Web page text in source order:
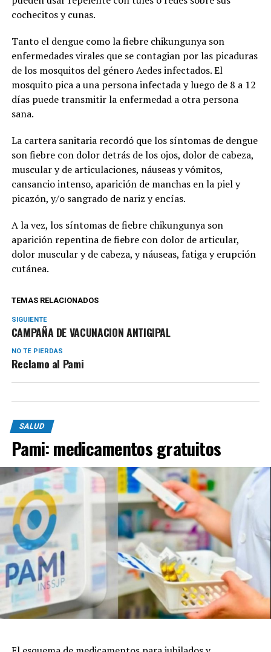
cochecitos y cunas.
Tanto el dengue como la fiebre chikungunya son
enfermedades virales que se contagian por las picaduras
de los mosquitos del género Aedes infectados. El
mosquito pica a una persona infectada y luego de 8 a 12
días puede transmitir la enfermedad a otra persona
sana.
La cartera sanitaria recordó que los síntomas de dengue
son fiebre con dolor detrás de los ojos, dolor de cabeza,
muscular y de articulaciones, náuseas y vómitos,
cansancio intenso, aparición de manchas en la piel y
picazón, y/o sangrado de nariz y encías.
A la vez, los síntomas de fiebre chikungunya son
aparición repentina de fiebre con dolor de articular,
dolor muscular y de cabeza, y náuseas, fatiga y erupción
cutánea.
TEMAS RELACIONADOS
SIGUIENTE
CAMPAÑA DE VACUNACION ANTIGIPAL
NO TE PIERDAS
Reclamo al Pami
SALUD
Pami: medicamentos gratuitos